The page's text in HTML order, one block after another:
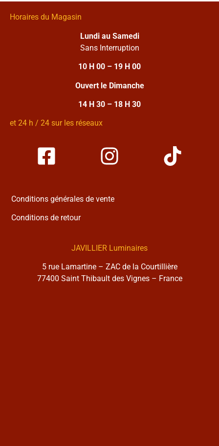
Horaires du Magasin
Lundi au Samedi
Sans Interruption
10 H 00 – 19 H 00
Ouvert le Dimanche
14 H 30 – 18 H 30
et 24 h / 24 sur les réseaux
Conditions générales de vente
Conditions de retour
JAVILLIER Luminaires
5 rue Lamartine – ZAC de la Courtillière
77400 Saint Thibault des Vignes – France